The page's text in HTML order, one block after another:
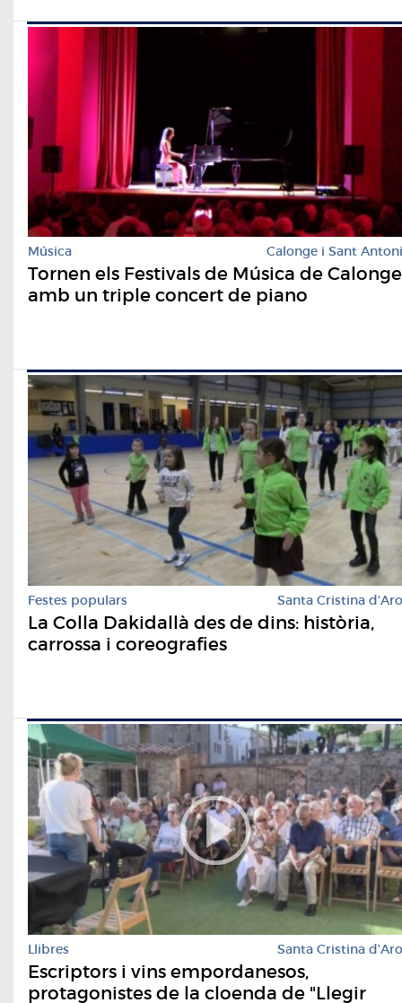
Música Calonge i Sant Antoni
Tornen els Festivals de Música de Calonge
amb un triple concert de piano
Festes populars Santa Cristina d'Aro
La Colla Dakidallà des de dins: història,
carrossa i coreografies
Llibres Santa Cristina d'Aro
Escriptors i vins empordanesos,
protagonistes de la cloenda de "Llegir